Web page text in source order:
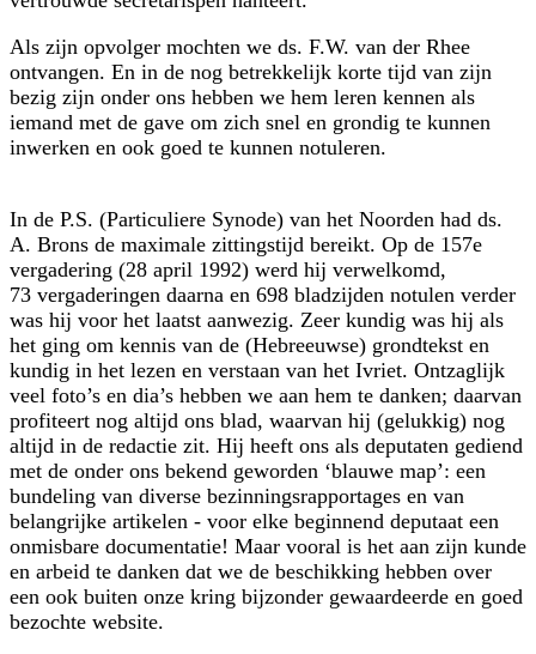
Als zijn opvolger mochten we ds. F.W. van der Rhee
ontvangen. En in de nog betrekkelijk korte tijd van zijn
bezig zijn onder ons hebben we hem leren kennen als
iemand met de gave om zich snel en grondig te kunnen
inwerken en ook goed te kunnen notuleren.
In de P.S. (Particuliere Synode) van het Noorden had ds.
A. Brons de maximale zittingstijd bereikt. Op de 157e
vergadering (28 april 1992) werd hij verwelkomd,
73 vergaderingen daarna en 698 bladzijden notulen verder
was hij voor het laatst aanwezig. Zeer kundig was hij als
het ging om kennis van de (Hebreeuwse) grondtekst en
kundig in het lezen en verstaan van het Ivriet. Ontzaglijk
veel foto’s en dia’s hebben we aan hem te danken; daarvan
profiteert nog altijd ons blad, waarvan hij (gelukkig) nog
altijd in de redactie zit. Hij heeft ons als deputaten gediend
met de onder ons bekend geworden ‘blauwe map’: een
bundeling van diverse bezinningsrapportages en van
belangrijke artikelen - voor elke beginnend deputaat een
onmisbare documentatie! Maar vooral is het aan zijn kunde
en arbeid te danken dat we de beschikking hebben over
een ook buiten onze kring bijzonder gewaardeerde en goed
bezochte website.